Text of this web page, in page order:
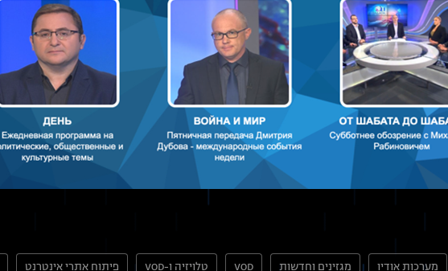
מערכות אודיו מגזינים וחדשות VOD טלויזיה ו-VOD פיתוח אתרי אינטרנט